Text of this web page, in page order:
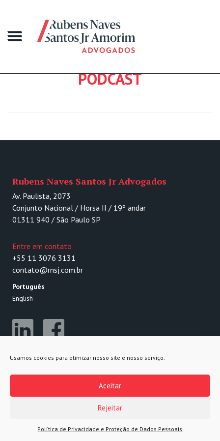
Usamos cookies para otimizar nosso site e nosso serviço.
Aceitar
Rejeitar
Política de Privacidade e Proteção de Dados Pessoais
PODCAST
Rubens Naves Santos Jr Advogados
Av. Paulista, 2073
Conjunto Nacional / Horsa II / 19º andar
01311 940 / São Paulo SP
Entre em contato
+55 11 3076 3131
contato@rnsj.com.br
Português
English